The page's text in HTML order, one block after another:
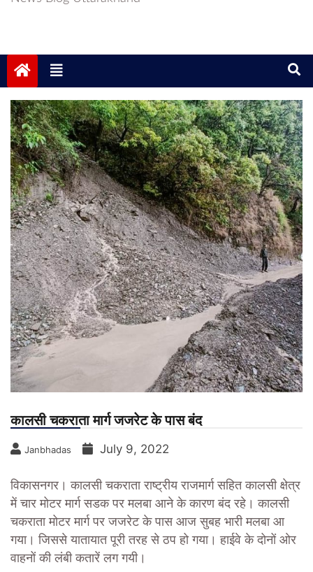
कालसी चकराता मार्ग जजरेट के पास बंद
Janbhadas July 9, 2022
विकासनगर। कालसी चकराता राष्ट्रीय राजमार्ग सहित कालसी क्षेत्र
में चार मोटर मार्ग सडक पर मलबा आने के कारण बंद रहे। कालसी
चकराता मोटर मार्ग पर जजरेट के पास आज सुबह भारी मलबा आ
गया। जिससे यातायात पूरी तरह से ठप हो गया। हाईवे के दोनों ओर
वाहनों की लंबी कतारें लग गयी।